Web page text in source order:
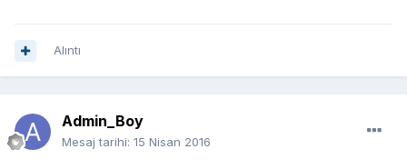
Alıntı
Admin_Boy
Mesaj tarihi: 15 Nisan 2016